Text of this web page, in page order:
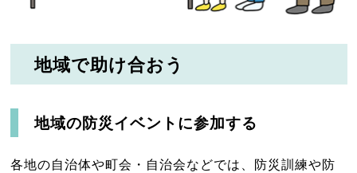
地域で助け合おう
地域の防災イベントに参加する
各地の自治体や町会・自治会などでは、防災訓練や防